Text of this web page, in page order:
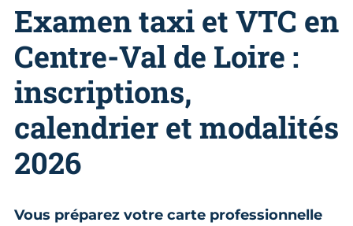
Examen taxi et VTC en
Centre-Val de Loire :
inscriptions,
calendrier et modalités
2026
Vous préparez votre carte professionnelle